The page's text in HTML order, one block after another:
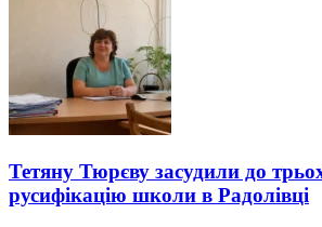
Тетяну Тюрєву засудили до
русифікацію школи в Радолівці